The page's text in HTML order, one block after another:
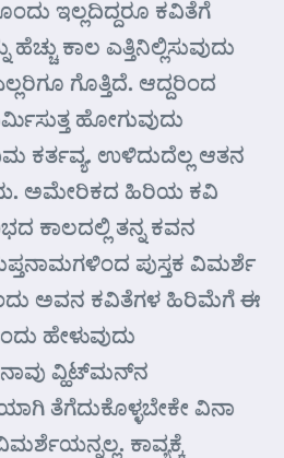
ಇಲ್ಲದಿದ್ದರೂ ಕವಿತೆಗೆ
ಹೆಚ್ಚು ಕಾಲ ಎತ್ತಿನಿಲ್ಲಿಸುವುದು
ಗೊತ್ತಿದೆ. ಆದ್ದರಿಂದ
ಹೋಗುವುದು
ಕರ್ತವ್ಯ. ಉಳಿದುದೆಲ್ಲ ಆತನ
ಅಮೇರಿಕದ ಹಿರಿಯ ಕವಿ
ಕಾಲದಲ್ಲಿ ತನ್ನ ಕವನ
ಪುಸ್ತಕ ವಿಮರ್ಶೆ
ಅವನ ಕವಿತೆಗಳ ಹಿರಿಮೆಗೆ ಈ
ಹೇಳುವುದು
ವ್ಹಿಟ್‌ಮನ್‌ನ
ತೆಗೆದುಕೊಳ್ಳಬೇಕೇ ವಿನಾ
ಕಾವ್ಯಕ್ಕೆ